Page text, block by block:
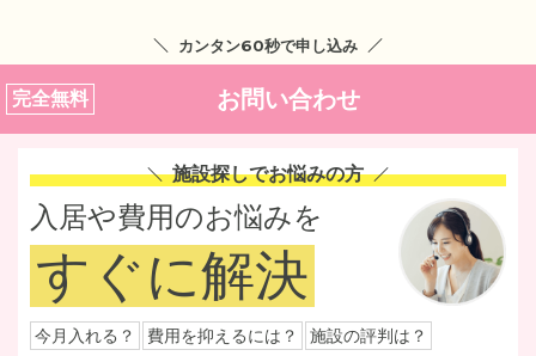
カンタン60秒で申し込み
完全無料 お問い合わせ
施設探しでお悩みの方
入居や費用のお悩みを
すぐに解決
今月入れる？ 費用を抑えるには？ 施設の評判は？